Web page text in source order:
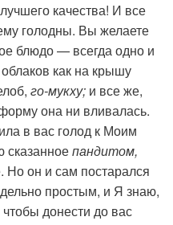
качества! И все
голодны. Вы желаете
блюдо — всегда одно и
как на крышу
го-мукху; и все же,
она ни вливалась.
в вас голод к Моим
сказанноепандитом,
Но он и сам постарался
простым, и Я знаю,
донести до вас